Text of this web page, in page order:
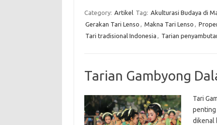
Category: Artikel Tag: Akulturasi Budaya di
Gerakan Tari Lenso , Makna Tari Lenso ,
Tari tradisional Indonesia , Tarian
Tarian Gambyong
Tari
penting
dikenal